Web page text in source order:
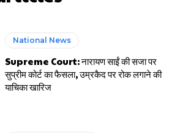
National News
Supreme Court: नारायण साईं की सजा पर
सुप्रीम कोर्ट का फैसला, उम्रकैद पर रोक लगाने की
याचिका खारिज